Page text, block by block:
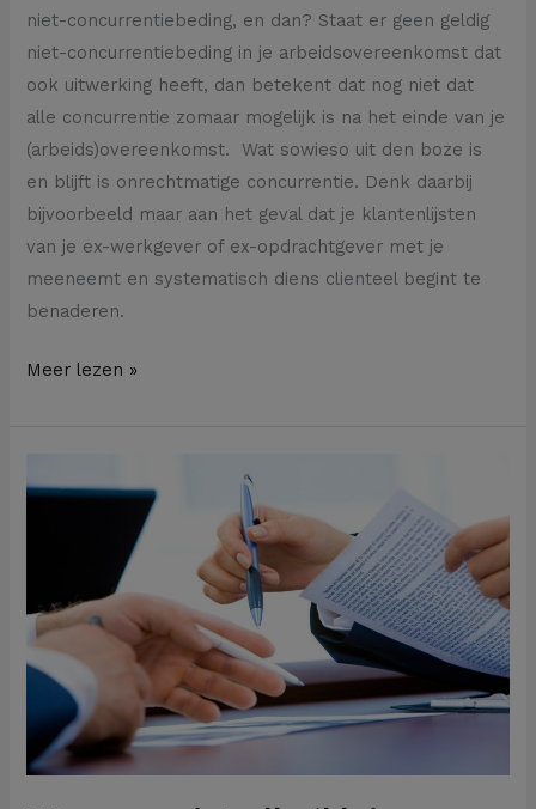
niet-concurrentiebeding, en dan? Staat er geen geldig
niet-concurrentiebeding in je arbeidsovereenkomst dat
ook uitwerking heeft, dan betekent dat nog niet dat
alle concurrentie zomaar mogelijk is na het einde van je
(arbeids)overeenkomst. Wat sowieso uit den boze is
en blijft is onrechtmatige concurrentie. Denk daarbij
bijvoorbeeld maar aan het geval dat je klantenlijsten
van je ex-werkgever of ex-opdrachtgever met je
meeneemt en systematisch diens clienteel begint te
benaderen.
Meer lezen »
niet
lettertjes’
geldig
zijn…